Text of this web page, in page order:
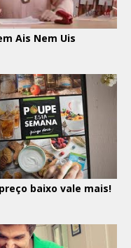
Ais Nem Uis
baixo vale mais!